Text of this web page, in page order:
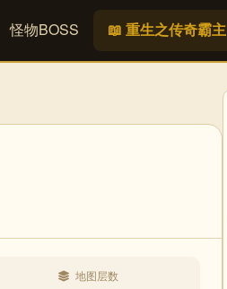
怪物BOSS 📖 重生之传奇霸主
地图层数